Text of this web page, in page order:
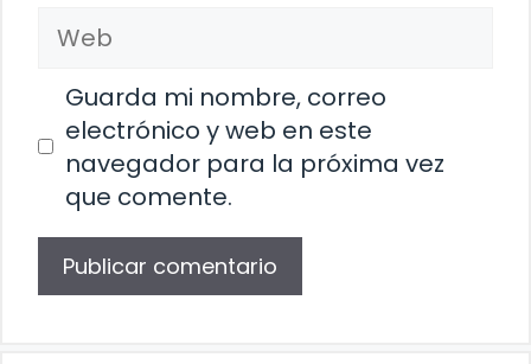
Web
Guarda mi nombre, correo
electrónico y web en este
navegador para la próxima vez
que comente.